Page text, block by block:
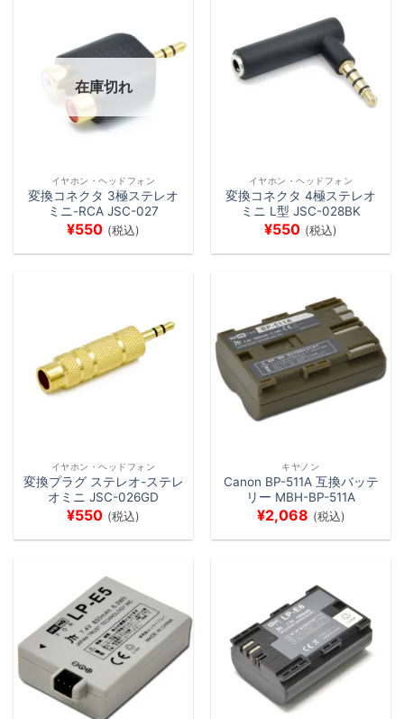
在庫切れ
イヤホン・ヘッドフォン
変換コネクタ 3極ステレオ
ミニ-RCA JSC-027
¥550 (税込)
イヤホン・ヘッドフォン
変換コネクタ 4極ステレオ
ミニ L型 JSC-028BK
¥550 (税込)
イヤホン・ヘッドフォン
変換プラグ ステレオ-ステレ
オミニ JSC-026GD
¥550 (税込)
キヤノン
Canon BP-511A 互換バッテ
リー MBH-BP-511A
¥2,068 (税込)